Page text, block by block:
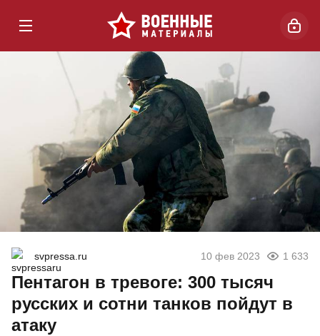
svpressa.ru 10 фев 2023 1 633
Пентагон в тревоге: 300 тысяч
русских и сотни танков пойдут в
атаку